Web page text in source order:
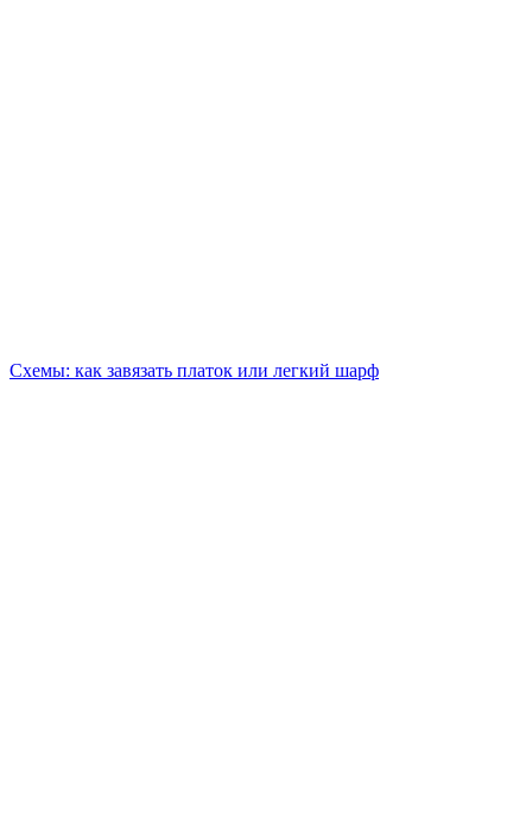
Схемы: как завязать платок или легкий шарф